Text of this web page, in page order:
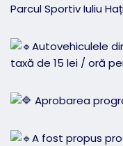
Parcul Sportiv Iuliu
Autovehiculele
taxă de 15 lei / oră
Aprobarea
A fost propus